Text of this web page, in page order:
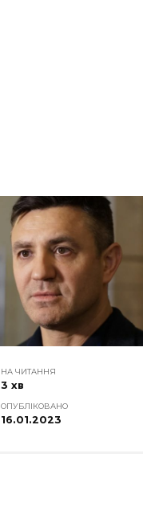
НА ЧИТАННЯ
3 хв
ОПУБЛІКОВАНО
16.01.2023